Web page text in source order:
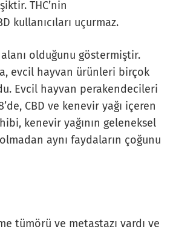
THC’nin
kullanıcıları uçurmaz.
olduğunu göstermiştir.
evcil hayvan ürünleri birçok
Evcil hayvan perakendecileri
CBD ve kenevir yağı içeren
kenevir yağının geleneksel
aynı faydaların çoğunu
tümörü ve metastazı vardı ve